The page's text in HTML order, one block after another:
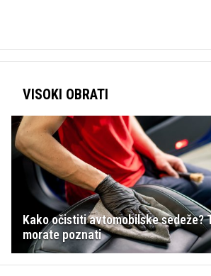
VISOKI OBRATI
Kako očistiti avtomobilske sedeže?
morate poznati